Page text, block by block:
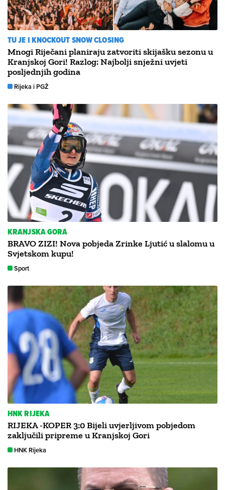
TU JE I KNOCKOUT SNOW CLOSING
Mnogi Riječani planiraju zatvoriti skijašku sezonu u
Kranjskoj Gori! Razlog: Najbolji snježni uvjeti
posljednjih godina
Rijeka i PGŽ
KRANJSKA GORA
BRAVO ZIZI! Nova pobjeda Zrinke Ljutić u slalomu u
Svjetskom kupu!
Sport
HNK RIJEKA
RIJEKA -KOPER 3:0 Bijeli uvjerljivom pobjedom
zaključili pripreme u Kranjskoj Gori
HNK Rijeka